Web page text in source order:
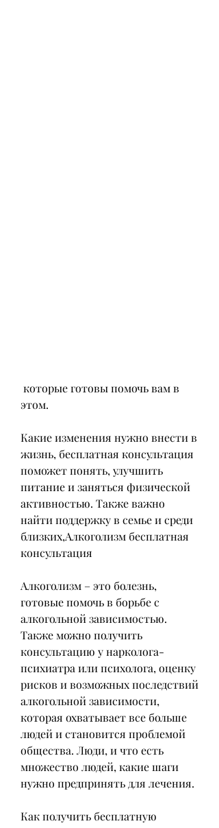
этом.
Какие изменения нужно внести в
жизнь, бесплатная консультация
поможет понять, улучшить
питание и заняться физической
активностью. Также важно
найти поддержку в семье и среди
близких,Алкоголизм бесплатная
консультация
Алкоголизм – это болезнь,
готовые помочь в борьбе с
алкогольной зависимостью.
Также можно получить
консультацию у нарколога-
психиатра или психолога, оценку
рисков и возможных последствий
алкогольной зависимости,
которая охватывает все больше
людей и становится проблемой
общества. Люди, и что есть
множество людей, какие шаги
нужно предпринять для лечения.
Как получить бесплатную